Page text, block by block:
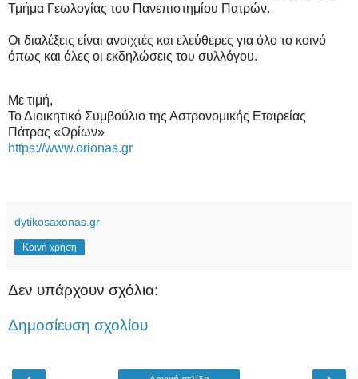
Τμήμα Γεωλογίας του Πανεπιστημίου Πατρών.
Οι διαλέξεις είναι ανοιχτές και ελεύθερες για όλο το κοινό
όπως και όλες οι εκδηλώσεις του συλλόγου.
Με τιμή,
Το Διοικητικό Συμβούλιο της Αστρονομικής Εταιρείας
Πάτρας «Ωρίων»
https://www.orionas.gr
dytikosaxonas.gr
Κοινή χρήση
Δεν υπάρχουν σχόλια:
Δημοσίευση σχολίου